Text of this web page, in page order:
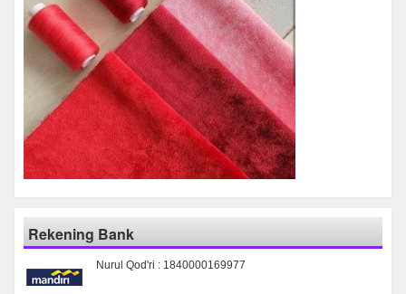
Rekening Bank
Nurul Qod'ri : 1840000169977